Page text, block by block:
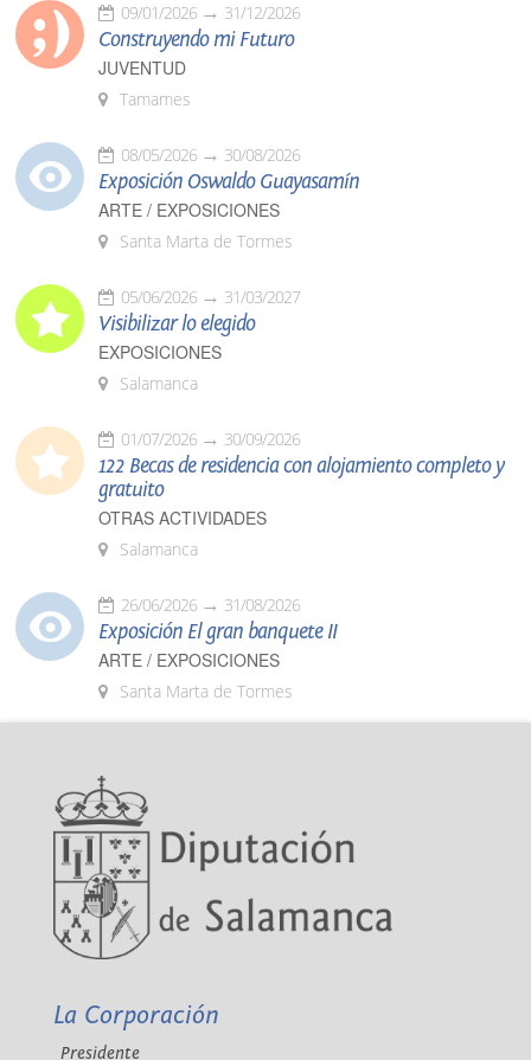
09/01/2026 31/12/2026
Construyendo mi Futuro
JUVENTUD
Tamames
08/05/2026 30/08/2026
Exposición Oswaldo Guayasamín
ARTE / EXPOSICIONES
Santa Marta de Tormes
05/06/2026 31/03/2027
Visibilizar lo elegido
EXPOSICIONES
Salamanca
01/07/2026 30/09/2026
122 Becas de residencia con alojamiento completo y
gratuito
OTRAS ACTIVIDADES
Salamanca
26/06/2026 31/08/2026
Exposición El gran banquete II
ARTE / EXPOSICIONES
Santa Marta de Tormes
La Corporación
Presidente